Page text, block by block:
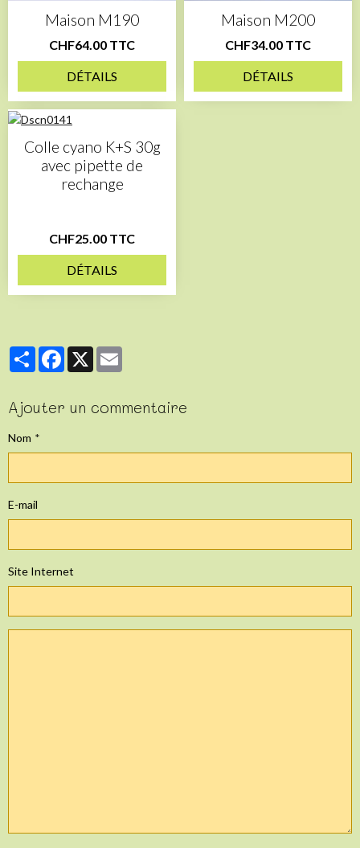
Maison M190
CHF64.00 TTC
DÉTAILS
Maison M200
CHF34.00 TTC
DÉTAILS
Colle cyano K+S 30g
avec pipette de
rechange
CHF25.00 TTC
DÉTAILS
PartagerFacebook
X
Ajouter un commentaire
Nom
E-mail
Site Internet